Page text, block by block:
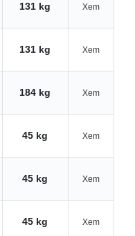
131 kg Xem
131 kg Xem
184 kg Xem
45 kg Xem
45 kg Xem
45 kg Xem